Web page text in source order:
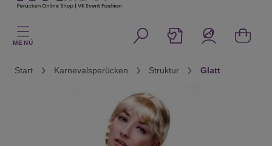
MENÜ
Start Karnevalsperücken Struktur Glatt